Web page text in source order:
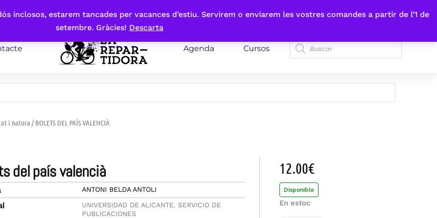
inclosos, estarem tancades per vacances d’estiu. Servirem o enviarem les vostres comandes a partir de l’1 de
setembre. Gràcies! Descarta
Agenda Cursos
i natura / BOLETS DEL PAÍS VALENCIÀ
del país valencià
ANTONI BELDA ANTOLI
UNIVERSIDAD DE ALICANTE. SERVICIO DE
PUBLICACIONES
12.00€
Disponible
En estoc